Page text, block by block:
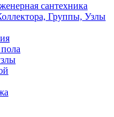
сантехника
Группы, Узлы